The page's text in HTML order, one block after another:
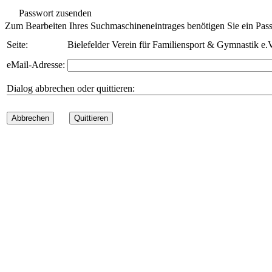
Passwort zusenden
Zum Bearbeiten Ihres Suchmaschineneintrages benötigen Sie ein
Seite:
Bielefelder Verein für Familiensport & Gymnastik
eMail-Adresse:
Dialog abbrechen oder quittieren:
Abbrechen Quittieren